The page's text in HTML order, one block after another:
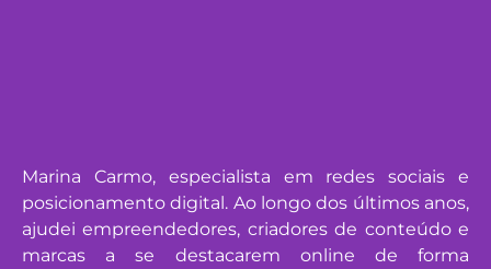
Marina Carmo, especialista em redes sociais e
posicionamento digital. Ao longo dos últimos anos,
ajudei empreendedores, criadores de conteúdo e
marcas a se destacarem online de forma